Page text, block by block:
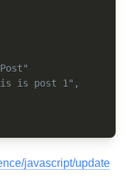
is post 1",
javascript/update